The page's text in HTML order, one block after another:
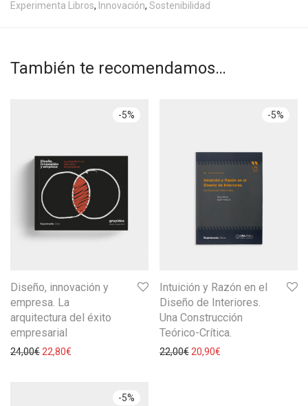
Experimenta Libros, Innovación, Sostenibilidad
También te recomendamos…
-5%
Diseño, innovación y
empresa. La
arquitectura del éxito
empresarial
24,00€22,80€
-5%
Intuición y Razón en el
Diseño de Interiores.
Una Construcción
Teórico-Crítica.
22,00€20,90€
-5%